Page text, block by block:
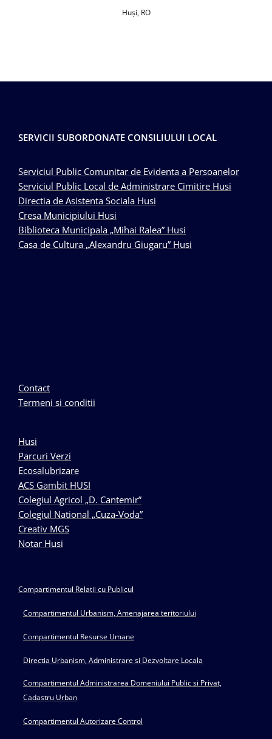
Huşi, RO
SERVICII SUBORDONATE CONSILIULUI LOCAL
Serviciul Public Comunitar de Evidenta a Persoanelor
Serviciul Public Local de Administrare Cimitire Husi
Directia de Asistenta Sociala Husi
Cresa Municipiului Husi
Biblioteca Municipala „Mihai Ralea” Husi
Casa de Cultura „Alexandru Giugaru” Husi
Contact
Termeni si conditii
Husi
Parcuri Verzi
Ecosalubrizare
ACS Gambit HUSI
Colegiul Agricol „D. Cantemir”
Colegiul National „Cuza-Voda”
Creativ MGS
Notar Husi
Compartimentul Relatii cu Publicul
Compartimentul Urbanism, Amenajarea teritoriului
Compartimentul Resurse Umane
Directia Urbanism, Administrare si Dezvoltare Locala
Compartimentul Administrarea Domeniului Public si Privat,
Cadastru Urban
Compartimentul Autorizare Control